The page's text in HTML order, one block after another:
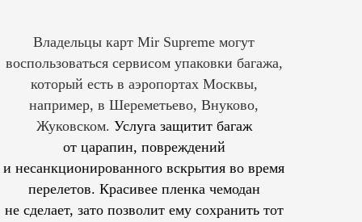
Владельцы карт Mir Supreme могут
воспользоваться сервисом упаковки багажа,
который есть в аэропортах Москвы,
например, в Шереметьево, Внуково,
Жуковском. Услуга защитит багаж
от царапин, повреждений
и несанкционированного вскрытия во время
перелетов. Красивее пленка чемодан
не сделает, зато позволит ему сохранить тот